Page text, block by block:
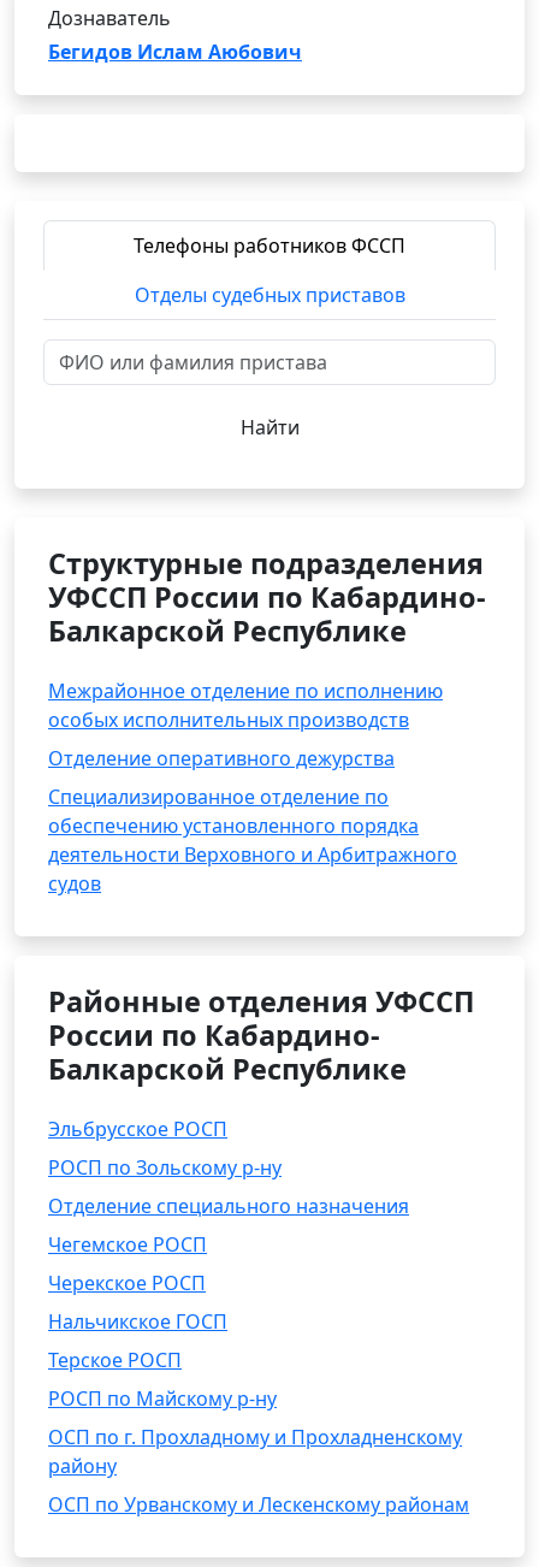
Дознаватель
Бегидов Ислам Аюбович
Телефоны работников ФССП
Отделы судебных приставов
Найти
Структурные подразделения
УФССП России по Кабардино-
Балкарской Республике
Межрайонное отделение по исполнению
особых исполнительных производств
Отделение оперативного дежурства
Специализированное отделение по
обеспечению установленного порядка
деятельности Верховного и Арбитражного
судов
Районные отделения УФССП
России по Кабардино-
Балкарской Республике
Эльбрусское РОСП
РОСП по Зольскому р-ну
Отделение специального назначения
Чегемское РОСП
Черекское РОСП
Нальчикское ГОСП
Терское РОСП
РОСП по Майскому р-ну
ОСП по г. Прохладному и Прохладненскому
району
ОСП по Урванскому и Лескенскому районам